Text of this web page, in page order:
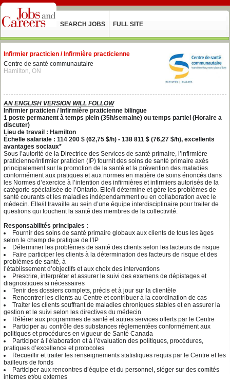
SEARCH JOBS FULL SITE
Infirmier practicien / Infirmière practicienne
Centre de santé communautaire
Hamilton, ON
AN ENGLISH VERSION WILL FOLLOW
Infirmier praticien / Infirmière praticienne bilingue
1 poste permanent à temps plein (35h/semaine) ou temps partiel (Horaire a
discuter)
Lieu de travail : Hamilton
Échelle salariale : 114 200 $ (62,75 $/h) ‐ 138 811 $ (76,27 $/h), excellents
avantages sociaux*
Sous l’autorité de la Directrice des Services de santé primaire, l’infirmière
praticienne/infirmier praticien (IP) fournit des soins de santé primaire axés
principalement sur la promotion de la santé et la prévention des maladies
conformément aux pratiques et aux normes en matière de soins énoncés dans
les Normes d’exercice à l’intention des infirmières et infirmiers autorisés de la
catégorie spécialisée de l’Ontario. Elle/il détermine et gère les problèmes de
santé courants et les maladies indépendamment ou en collaboration avec le
médecin. Elle/il travaille au sein d’une équipe interdisciplinaire pour traiter de
questions qui touchent la santé des membres de la collectivité.
Responsabilités principales :
Fournir des soins de santé primaire globaux aux clients de tous les âges
selon le champ de pratique de l’IP
Déterminer les problèmes de santé des clients selon les facteurs de risque
Faire participer les clients à la détermination des facteurs de risque et des
problèmes de santé, à
l’établissement d’objectifs et aux choix des interventions
Prescrire, interpréter et assurer le suivi des examens de dépistages et
diagnostiques si nécessaires
Tenir des dossiers complets, précis et à jour sur la clientèle
Rencontrer les clients au Centre et contribuer à la coordination de cas
Traiter les clients souffrant de maladies chroniques stables et en assurer la
gestion et le suivi selon les directives du médecin
Référer aux programmes de santé et autres services offerts par le Centre
Participer au contrôle des substances réglementées conformément aux
politiques et procédures en vigueur de Santé Canada
Participer à l’élaboration et à l’évaluation des politiques, procédures,
pratiques d’excellence et protocoles
Recueillir et traiter les renseignements statistiques requis par le Centre et les
bailleurs de fonds
Participer aux rencontres d’équipe et du personnel, siéger sur des comités
internes et/ou externes